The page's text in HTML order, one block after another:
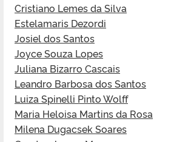
Cristiano Lemes da Silva
Estelamaris Dezordi
Josiel dos Santos
Joyce Souza Lopes
Juliana Bizarro Cascais
Leandro Barbosa dos Santos
Luiza Spinelli Pinto Wolff
Maria Heloisa Martins da Rosa
Milena Dugacsek Soares